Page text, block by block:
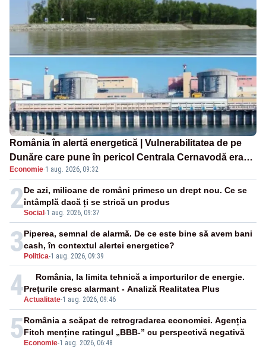
România în alertă energetică | Vulnerabilitatea de pe
Dunăre care pune în pericol Centrala Cernavodă era
cunoscută de pe vremea lui Ceaușescu
Economie·1 aug. 2026, 09:32
2Social -1 aug. 2026, 09:37
De azi, milioane de români primesc un drept nou. Ce se
întâmplă dacă ți se strică un produs
3 Politica-1 aug. 2026, 09:39
Piperea, semnal de alarmă. De ce este bine să avem bani
cash, în contextul alertei energetice?
4Actualitate-1 aug. 2026, 09:46
România, la limita tehnică a importurilor de energie.
Prețurile cresc alarmant - Analiză Realitatea Plus
5 Economie-1 aug. 2026, 06:48
România a scăpat de retrogradarea economiei. Agenția
Fitch menține ratingul „BBB-” cu perspectivă negativă